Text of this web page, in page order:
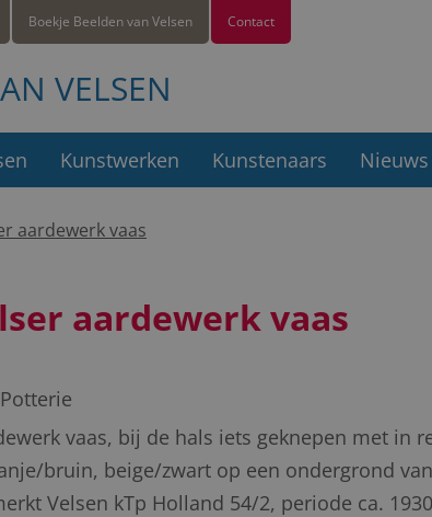
Contact
Boekje Beelden van Velsen
VELSEN
Kunstwerken Kunstenaars Nieuws
aardewerk vaas
aardewerk vaas
vaas, bij de hals iets geknepen met in
bruin, beige/zwart op een ondergrond
Velsen kTp Holland 54/2, periode ca.